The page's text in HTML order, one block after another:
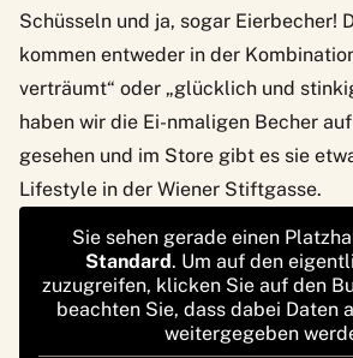
Schüsseln und ja, sogar Eierbecher!
kommen entweder in der
verträumt“ oder „glücklich und
haben wir die Ei-nmaligen Becher auf
gesehen und im Store gibt es sie
Lifestyle in der Wiener Stiftgasse.
Sie sehen gerade einen
Standard. Um auf den
zuzugreifen, klicken Sie auf den
beachten Sie, dass dabei Daten
weitergegeben